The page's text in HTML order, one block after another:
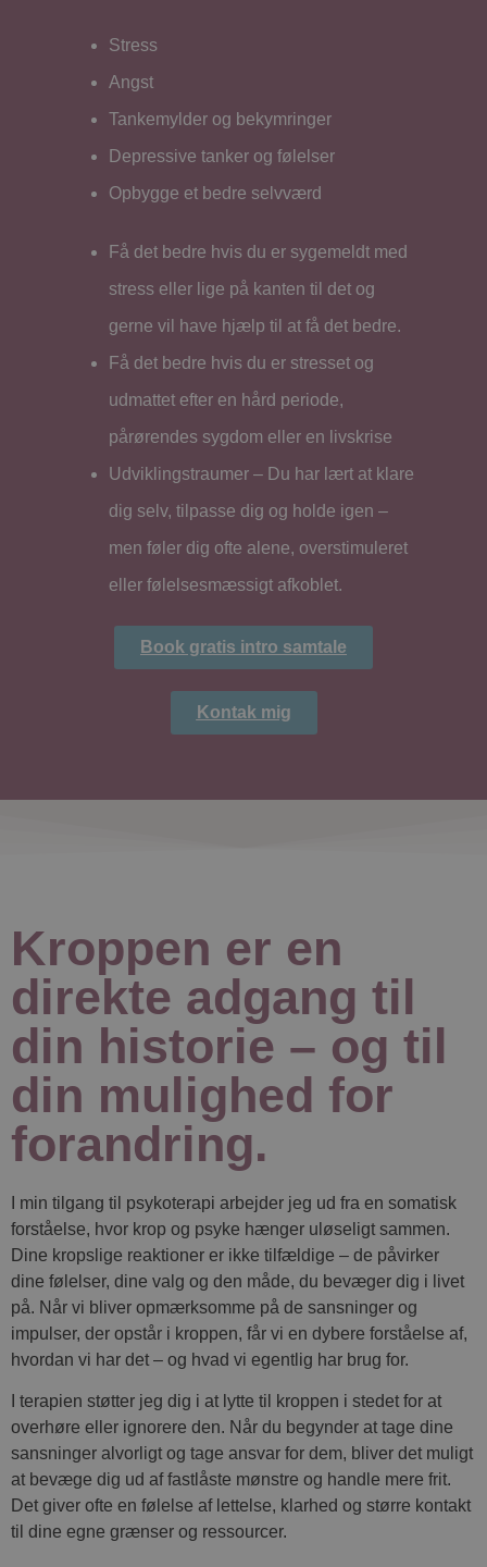
Stress
Angst
Tankemylder og bekymringer
Depressive tanker og følelser
Opbygge et bedre selvværd
Få det bedre hvis du er sygemeldt med
stress eller lige på kanten til det og
gerne vil have hjælp til at få det bedre.
Få det bedre hvis du er stresset og
udmattet efter en hård periode,
pårørendes sygdom eller en livskrise
Udviklingstraumer – Du har lært at klare
dig selv, tilpasse dig og holde igen –
men føler dig ofte alene, overstimuleret
eller følelsesmæssigt afkoblet.
Book gratis intro samtale
Kontak mig
Kroppen er en
direkte adgang til
din historie – og til
din mulighed for
forandring.
I min tilgang til psykoterapi arbejder jeg ud fra en somatisk
forståelse, hvor krop og psyke hænger uløseligt sammen.
Dine kropslige reaktioner er ikke tilfældige – de påvirker
dine følelser, dine valg og den måde, du bevæger dig i livet
på. Når vi bliver opmærksomme på de sansninger og
impulser, der opstår i kroppen, får vi en dybere forståelse af,
hvordan vi har det – og hvad vi egentlig har brug for.
I terapien støtter jeg dig i at lytte til kroppen i stedet for at
overhøre eller ignorere den. Når du begynder at tage dine
sansninger alvorligt og tage ansvar for dem, bliver det muligt
at bevæge dig ud af fastlåste mønstre og handle mere frit.
Det giver ofte en følelse af lettelse, klarhed og større kontakt
til dine egne grænser og ressourcer.